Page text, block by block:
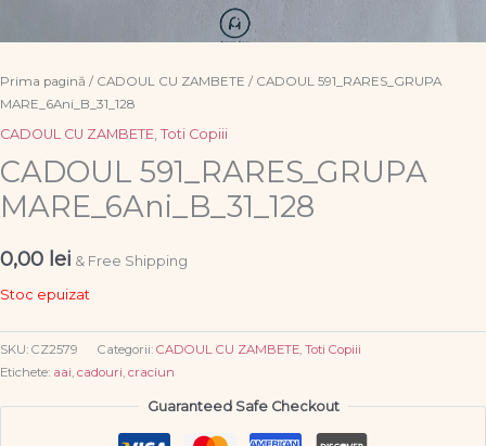
Prima pagină / CADOUL CU ZAMBETE / CADOUL 591_RARES_GRUPA
MARE_6Ani_B_31_128
CADOUL CU ZAMBETE, Toti Copiii
CADOUL 591_RARES_GRUPA
MARE_6Ani_B_31_128
0,00 lei & Free Shipping
Stoc epuizat
SKU: CZ2579 Categorii: CADOUL CU ZAMBETE Toti Copiii
Etichete: aai cadouri craciun
Guaranteed Safe Checkout